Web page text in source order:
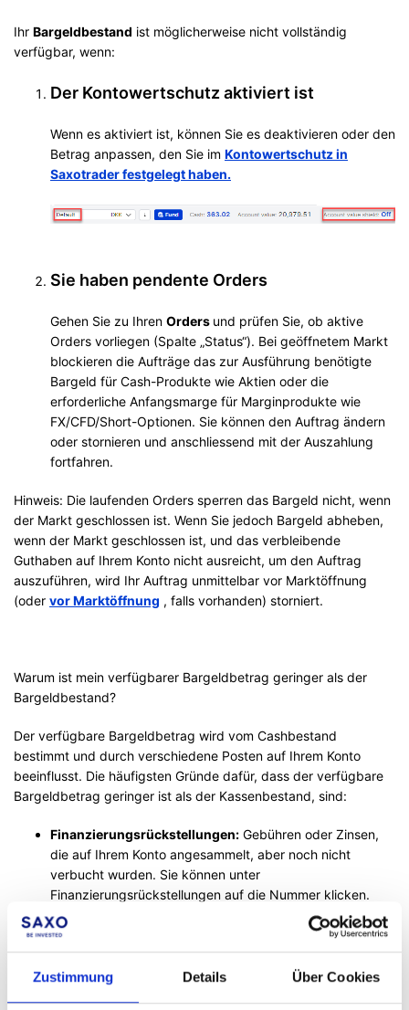
Zustimmung Details Über Cookies
Ihr Bargeldbestand ist möglicherweise nicht vollständig
verfügbar, wenn:
Der Kontowertschutz aktiviert ist
Wenn es aktiviert ist, können Sie es deaktivieren oder den
Betrag anpassen, den Sie im Kontowertschutz in
Saxotrader festgelegt haben.
Sie haben pendente Orders
Gehen Sie zu Ihren Orders und prüfen Sie, ob aktive
Orders vorliegen (Spalte „Status“). Bei geöffnetem Markt
blockieren die Aufträge das zur Ausführung benötigte
Bargeld für Cash-Produkte wie Aktien oder die
erforderliche Anfangsmarge für Marginprodukte wie
FX/CFD/Short-Optionen. Sie können den Auftrag ändern
oder stornieren und anschliessend mit der Auszahlung
fortfahren.
Hinweis: Die laufenden Orders sperren das Bargeld nicht, wenn
der Markt geschlossen ist. Wenn Sie jedoch Bargeld abheben,
wenn der Markt geschlossen ist, und das verbleibende
Guthaben auf Ihrem Konto nicht ausreicht, um den Auftrag
auszuführen, wird Ihr Auftrag unmittelbar vor Marktöffnung
(oder vor Marktöffnung , falls vorhanden) storniert.
Warum ist mein verfügbarer Bargeldbetrag geringer als der
Bargeldbestand?
Der verfügbare Bargeldbetrag wird vom Cashbestand
bestimmt und durch verschiedene Posten auf Ihrem Konto
beeinflusst. Die häufigsten Gründe dafür, dass der verfügbare
Bargeldbetrag geringer ist als der Kassenbestand, sind:
Finanzierungsrückstellungen: Gebühren oder Zinsen,
die auf Ihrem Konto angesammelt, aber noch nicht
verbucht wurden. Sie können unter
Finanzierungsrückstellungen auf die Nummer klicken.